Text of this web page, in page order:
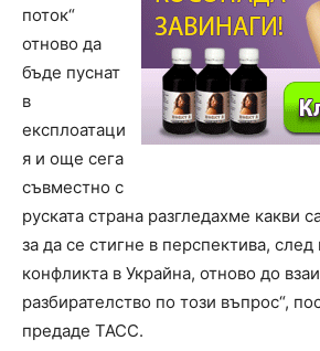
поток“
отново да
бъде пуснат
в
експлоатаци
я и още сега
съвместно с
руската страна разгледахме какви
за да се стигне в перспектива,
конфликта в Украйна, отново до
разбирателство по този въпрос“,
предаде ТАСС.